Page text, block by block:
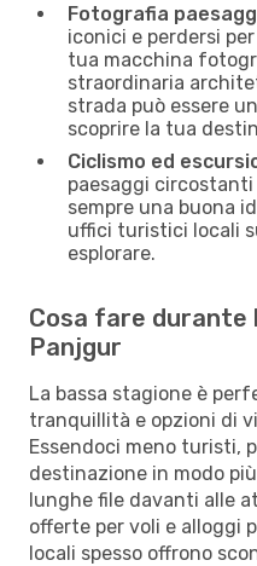
Fotografia
iconici e perdersi
tua macchina
straordinaria
strada può essere
scoprire la tua
Ciclismo ed
paesaggi
sempre una buona
uffici turistici locali
esplorare.
Cosa fare durante
Panjgur
La bassa stagione è
tranquillità e opzioni di
Essendoci meno turisti,
destinazione in modo
lunghe file davanti alle
offerte per voli e alloggi
locali spesso offrono